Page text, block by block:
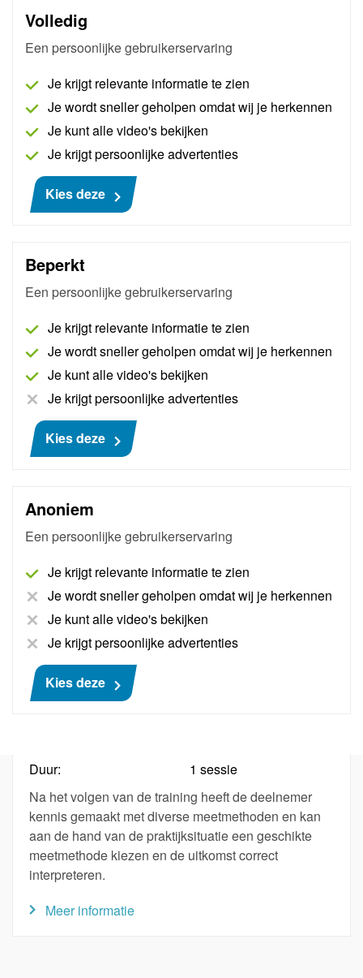
Volledig
Een persoonlijke gebruikerservaring
Je krijgt relevante informatie te zien
Je wordt sneller geholpen omdat wij je herkennen
Je kunt alle video's bekijken
Je krijgt persoonlijke advertenties
Kies deze
Beperkt
Een persoonlijke gebruikerservaring
Je krijgt relevante informatie te zien
Je wordt sneller geholpen omdat wij je herkennen
Je kunt alle video's bekijken
Je krijgt persoonlijke advertenties
Kies deze
Anoniem
Een persoonlijke gebruikerservaring
Je krijgt relevante informatie te zien
Je wordt sneller geholpen omdat wij je herkennen
Je kunt alle video's bekijken
Je krijgt persoonlijke advertenties
Kies deze
efficiënt diagnose te stellen aan problemen met
betrekking tot de mengselregeling.
Euro 6 Benzinesystemen
368 beoordelingen
Duur:
1 sessie
Na het volgen van de training heeft de deelnemer
kennis gemaakt met de belangrijkste vernieuwingen
doorgemaakt en weet hoe hij hiermee moet omgaan
in de werkplaats.
Duur:
1 sessie
Na het volgen van de training heeft de deelnemer
kennis gemaakt met diverse meetmethoden en kan
aan de hand van de praktijksituatie een geschikte
meetmethode kiezen en de uitkomst correct
interpreteren.
Meer informatie